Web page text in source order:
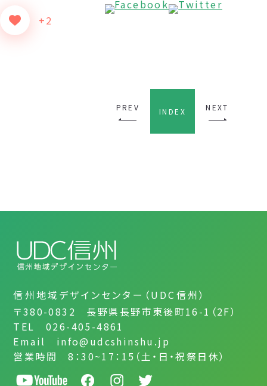
+2
PREV INDEX NEXT
信州地域デザインセンター（UDC信州）
〒380-0832 長野県長野市東後町16-1（2F）
TEL 026-405-4861
Email info@udcshinshu.jp
営業時間 8：30~17：15（土・日・祝祭日休）